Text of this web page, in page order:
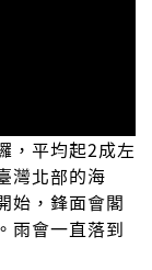
，平均起2成左
灣北部的海
始，鋒面會閣
雨會一直落到